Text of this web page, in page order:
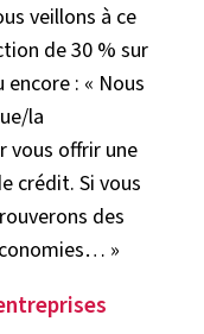
veillons à ce
de 30 % sur
: « Nous
la
vous offrir une
crédit. Si vous
des
»